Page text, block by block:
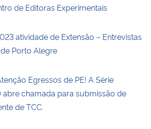
de Editoras Experimentais
atividade de Extensão – Entrevistas
Porto Alegre
Egressos de PE! A Série
abre chamada para submissão de
de TCC.